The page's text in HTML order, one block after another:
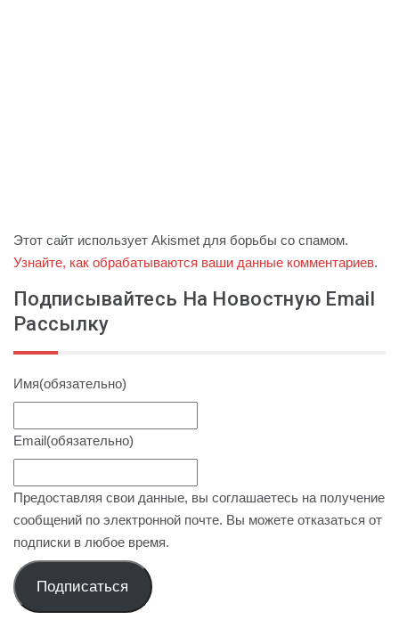
Этот сайт использует Akismet для борьбы со спамом.
Узнайте, как обрабатываются ваши данные комментариев.
Подписывайтесь На Новостную Email
Рассылку
Имя(обязательно)
Email (обязательно)
Предоставляя свои данные, вы соглашаетесь на получение
сообщений по электронной почте. Вы можете отказаться от
подписки в любое время.
Подписаться